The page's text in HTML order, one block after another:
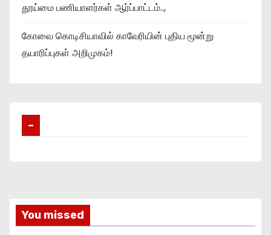
தூய்மை பணியாளர்கள் ஆர்ப்பாட்டம்..,
கோவை கொடிசியாவில் காவேரியின் புதிய மூன்று
தயாரிப்புகள் அறிமுகம்!
–
You missed